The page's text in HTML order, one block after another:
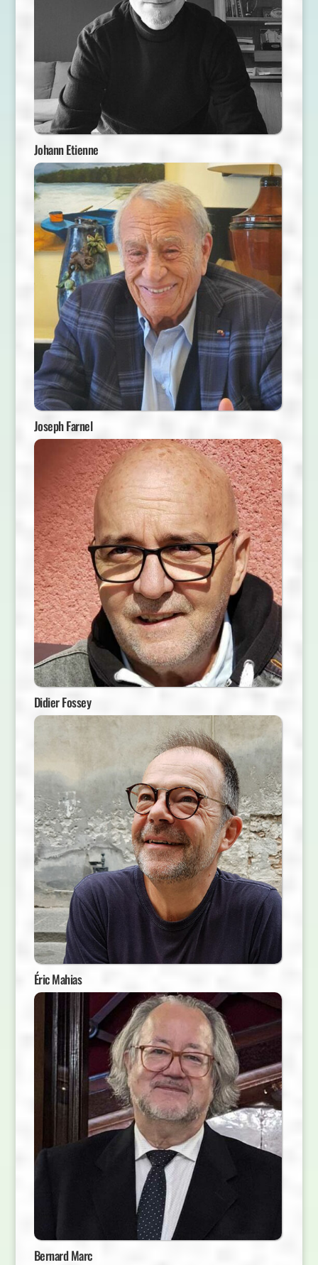
Johann Etienne
Joseph Farnel
Didier Fossey
Éric Mahias
Bernard Marc